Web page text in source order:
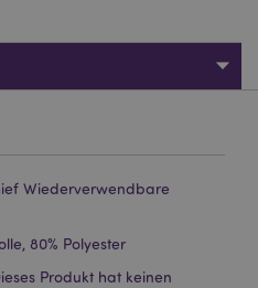
Wiederverwendbare
80% Polyester
Produkt hat keinen